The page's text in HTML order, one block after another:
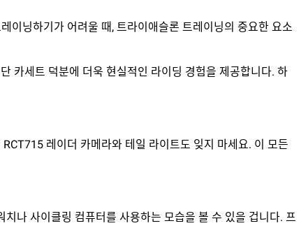
이닝하기가 어려울 때, 트라이애슬론 트레이닝의 중요한 요소
카세트 덕분에 더욱 현실적인 라이딩 경험을 제공합니다. 하
레이더 카메라와 테일 라이트도 잊지 마세요. 이 모든
나 사이클링 컴퓨터를 사용하는 모습을 볼 수 있을 겁니다. 프